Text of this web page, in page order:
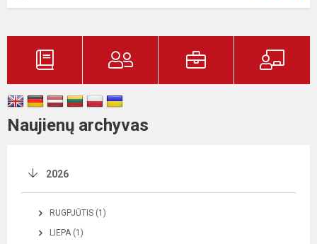
Naujienų archyvas
2026
RUGPJŪTIS (1)
LIEPA (1)